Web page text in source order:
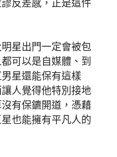
反差感，正是這件
星出門一定會被包
可以是自媒體、到
星還能保有這樣
讓人覺得他特別接地
有保鑣開道，憑藉
也能擁有平凡人的